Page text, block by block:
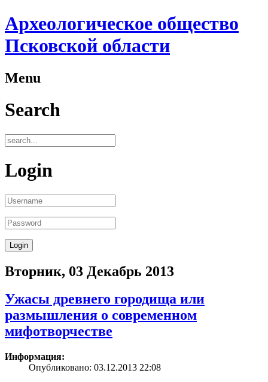
Археологическое общество
Псковской области
Menu
Search
Login
Вторник, 03 Декабрь 2013
Ужасы древнего городища или
размышления о современном
мифотворчестве
Информация:
Опубликовано: 03.12.2013 22:08